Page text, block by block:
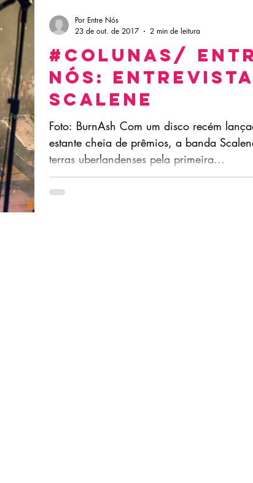
#COLUNAS/
NÓS:
Scalene
Foto: BurnAsh Com um disco recém
estante cheia de prêmios, a banda
terras uberlandenses pela primeira...
Por Entre Nós
23 de out. de 2017
2 min de leitura